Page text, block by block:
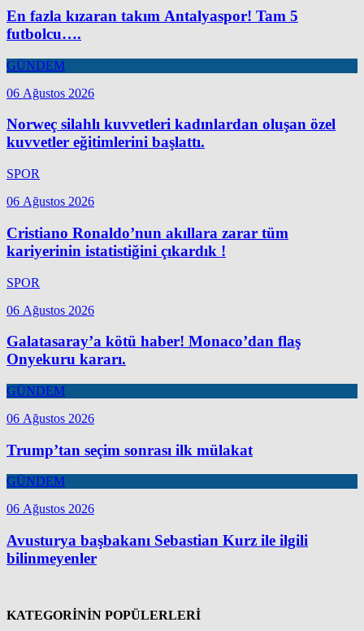
En fazla kızaran takım Antalyaspor! Tam 5
futbolcu….
GÜNDEM
06 Ağustos 2026
Norweç silahlı kuvvetleri kadınlardan oluşan özel
kuvvetler eğitimlerini başlattı.
SPOR
06 Ağustos 2026
Cristiano Ronaldo’nun akıllara zarar tüm
kariyerinin istatistiğini çıkardık !
SPOR
06 Ağustos 2026
Galatasaray’a kötü haber! Monaco’dan flaş
Onyekuru kararı.
GÜNDEM
06 Ağustos 2026
Trump’tan seçim sonrası ilk mülakat
GÜNDEM
06 Ağustos 2026
Avusturya başbakanı Sebastian Kurz ile ilgili
bilinmeyenler
KATEGORİNİN POPÜLERLERİ